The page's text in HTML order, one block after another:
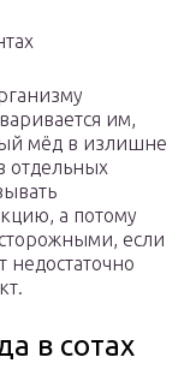
им,
мёд в излишне
отдельных
а потому
если
в сотах